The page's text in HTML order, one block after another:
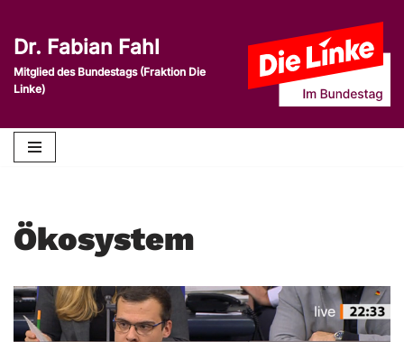
Zum
Inhalt
springen
Dr. Fabian Fahl
Mitglied des Bundestags (Fraktion Die
Linke)
Ökosystem